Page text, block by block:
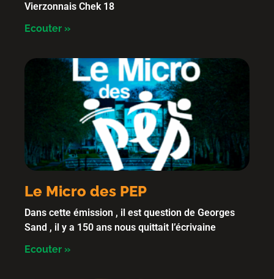
Vierzonnais Chek 18
Ecouter »
Le Micro des PEP
Dans cette émission , il est question de Georges
Sand , il y a 150 ans nous quittait l’écrivaine
Ecouter »